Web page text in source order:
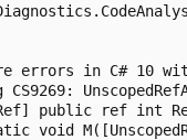
errors in C# 10
CS9269:
public ref int
void